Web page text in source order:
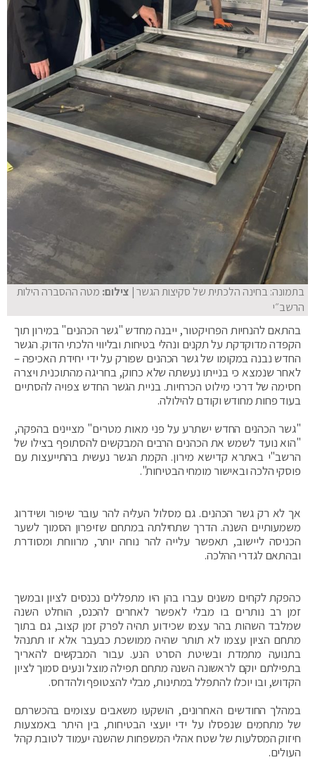
בתמונה: בחינה הלכתית של סקיצות הגשר| צילום: מטה ההסברה הילות
הרשב״י
בהתאם להנחיות הפרויקטור, ייבנה מחדש "גשר הכהנים" במירון תוך
הקפדה מדוקדקת על תקנים ונהלי בטיחות ובליווי הלכתי הדוק. הגשר
החדש נבנה במקומו של גשר הכהנים שפורק על ידי יחידת האכיפה –
לאחר שנמצא כי בנייתו נעשתה שלא כחוק, בחריגה מהתוכנית ויצרה
חסימה של דרכי מילוט הכרחיות. בניית הגשר החדש צפויה להסתיים
בעוד פחות מחודש וקודם להילולה.
"גשר הכהנים החדש ישתרע על פני מאות מטרים" מציינים בהפקה,
"הוא נועד לשמש את הכהנים הרבים המבקשים להסתופף בצילו של
הרשב"י באתרא קדישא מירון. הקמת הגשר נעשית בהתייעצות עם
פוסקי הלכה ובאישור מומחי הבטיחות".
אך לא רק גשר הכהנים. גם מסלול העליה להר עובר שיפור ושידרוג
משמעותיים השנה. הדרך שתחילתה במתחם שזיפרון הסמוך לשער
הכניסה ליישוב, תאפשר עלייה להר נוחה יותר, מרווחת ומסודרת
ובהתאם לגדרי ההלכה.
כהפקת לקחים משנים עברו בהן היו מתפללים נכנסים לציון ובמשך
זמן רב נותרים בו מבלי לאפשר לאחרים להכנס, הוחלט השנה
שמלבד השהות בהר עצמו שכידוע תהיה לפרק זמן קצוב, גם בתוך
מתחם הציון עצמו לא תותר שהיה ממושכת כבעבר אלא זו תתנהל
בתנועה מתמדת ובשיטת הסרט הנע. עבור המבקשים להאריך
בתפילתם יוקם לראשונה השנה מתחם תפילה מוצל ונעים סמוך לציון
הקדוש, ובו יוכלו להתפלל במתינות, מבלי להצטופף ולהדחס.
במהלך החודשים האחרונים, הושקעו משאבים עצומים בהכשרתם
של מתחמים שנפסלו על ידי יועצי הבטיחות, בין היתר באמצעות
חיזוק המסלעות של שטח אהלי המשפחות שהשנה יעמוד לטובת קהל
העולים.